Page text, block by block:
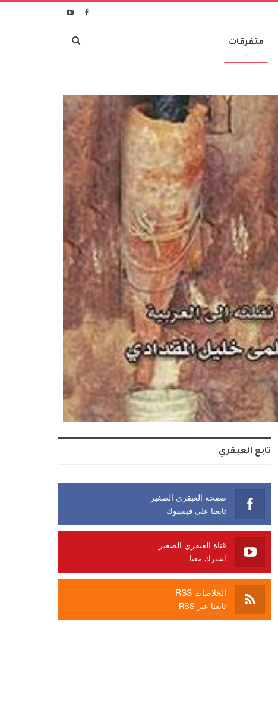
متفرقات
تابع العبقري
صفحة العبقري الصغير
تابعنا على فيسبوك
قناة العبقري الصغير
اشترك معنا
الخلاصات RSS
تابعنا عبر RSS